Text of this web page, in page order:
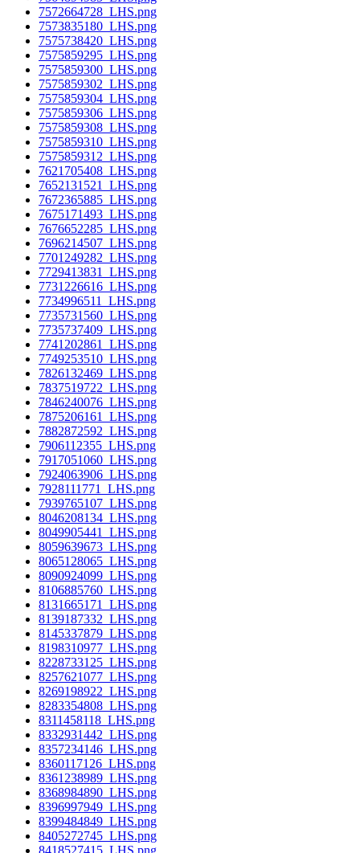
7572664728_LHS.png
7573835180_LHS.png
7575738420_LHS.png
7575859295_LHS.png
7575859300_LHS.png
7575859302_LHS.png
7575859304_LHS.png
7575859306_LHS.png
7575859308_LHS.png
7575859310_LHS.png
7575859312_LHS.png
7621705408_LHS.png
7652131521_LHS.png
7672365885_LHS.png
7675171493_LHS.png
7676652285_LHS.png
7696214507_LHS.png
7701249282_LHS.png
7729413831_LHS.png
7731226616_LHS.png
7734996511_LHS.png
7735731560_LHS.png
7735737409_LHS.png
7741202861_LHS.png
7749253510_LHS.png
7826132469_LHS.png
7837519722_LHS.png
7846240076_LHS.png
7875206161_LHS.png
7882872592_LHS.png
7906112355_LHS.png
7917051060_LHS.png
7924063906_LHS.png
7928111771_LHS.png
7939765107_LHS.png
8046208134_LHS.png
8049905441_LHS.png
8059639673_LHS.png
8065128065_LHS.png
8090924099_LHS.png
8106885760_LHS.png
8131665171_LHS.png
8139187332_LHS.png
8145337879_LHS.png
8198310977_LHS.png
8228733125_LHS.png
8257621077_LHS.png
8269198922_LHS.png
8283354808_LHS.png
8311458118_LHS.png
8332931442_LHS.png
8357234146_LHS.png
8360117126_LHS.png
8361238989_LHS.png
8368984890_LHS.png
8396997949_LHS.png
8399484849_LHS.png
8405272745_LHS.png